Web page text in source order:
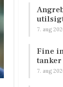
7. aug
Fine
7. aug